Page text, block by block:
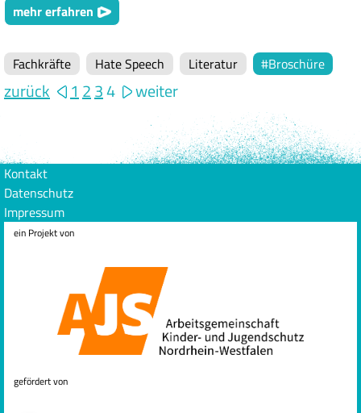
mehr erfahren
Fachkräfte Hate Speech Literatur Broschüre
zurück 1234 weiter
Kontakt
Datenschutz
Impressum
ein Projekt von
gefördert von